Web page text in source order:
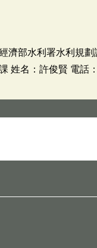
濟部水利署水利規劃
姓名：許俊賢 電話